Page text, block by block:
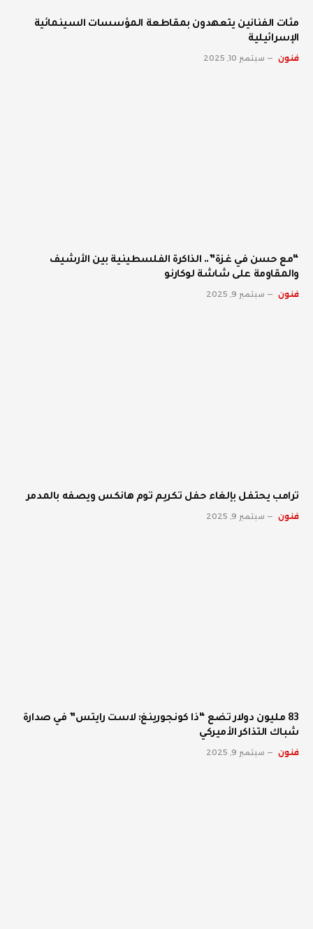
مئات الفنانين يتعهدون بمقاطعة المؤسسات السينمائية
الإسرائيلية
فنون سبتمبر 10, 2025
“مع حسن في غزة”.. الذاكرة الفلسطينية بين الأرشيف
والمقاومة على شاشة لوكارنو
فنون سبتمبر 9, 2025
ترامب يحتفل بإلغاء حفل تكريم توم هانكس ويصفه بالمدمر
فنون سبتمبر 9, 2025
83 مليون دولار تضع “ذا كونجورينغ: لاست رايتس” في صدارة
شباك التذاكر الأميركي
فنون سبتمبر 9, 2025